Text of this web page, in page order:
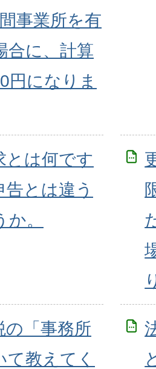
事業所を有
合に、計算
円になりま
とは何です
とは違う
。
の「事務所
教えてく